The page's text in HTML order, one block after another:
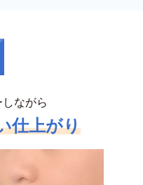
ながら
仕上がり